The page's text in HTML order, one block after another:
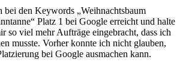
bei den Keywords „Weihnachtsbaum
Platz 1 bei Google erreicht und halte
so viel mehr Aufträge eingebracht, dass ich
musste. Vorher konnte ich nicht glauben,
bei Google ausmachen kann.